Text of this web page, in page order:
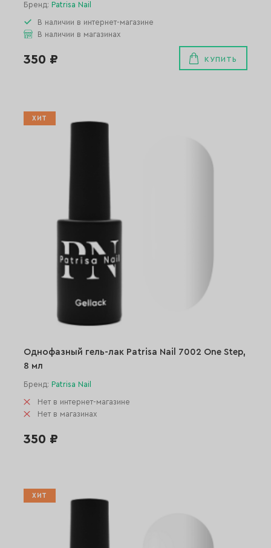
Бренд: Patrisa Nail
В наличии в интернет-магазине
В наличии в магазинах
350 ₽ КУПИТЬ
ХИТ
Однофазный гель-лак Patrisa Nail 7002 One Step,
8 мл
Бренд: Patrisa Nail
Нет в интернет-магазине
Нет в магазинах
350 ₽
ХИТ